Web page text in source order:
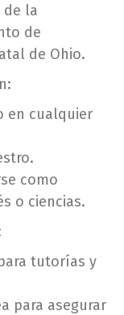
de la
de
de Ohio.
en cualquier
como
o ciencias.
tutorías y
para asegurar